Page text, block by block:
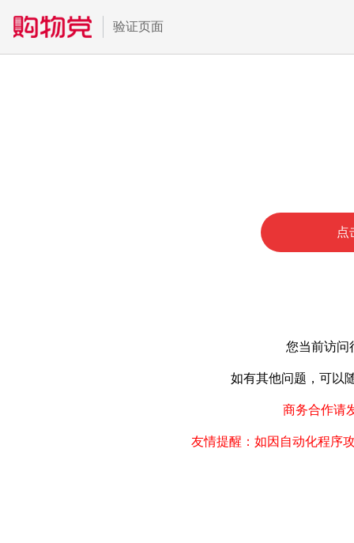
验证页面
点
您当前访问
如有其他问题，可以
商务合作请
友情提醒：如因自动化程序